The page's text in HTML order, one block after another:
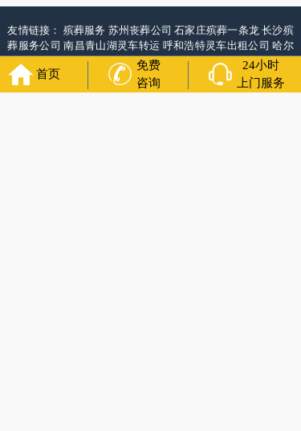
友情链接： 殡葬服务 苏州丧葬公司石家庄殡葬一条龙长沙殡
葬服务公司南昌青山湖灵车转运 呼和浩特灵车出租公司哈尔
滨道里区丧葬用品
西宁城东区白事服务
潍坊奎文区殡仪馆服
务乳山寿衣店铺 杭州上城区灵堂布置 沈阳浑南区殡葬平台
国墓地网中国非急救转运网网站建设中国殡葬一条龙网中国
首页
免费
咨询
24小时
上门服务